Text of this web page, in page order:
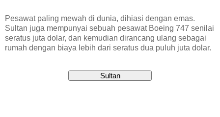
Pesawat paling mewah di dunia, dihiasi dengan emas.
Sultan juga mempunyai sebuah pesawat Boeing 747 senilai
seratus juta dolar, dan kemudian dirancang ulang sebagai
rumah dengan biaya lebih dari seratus dua puluh juta dolar.